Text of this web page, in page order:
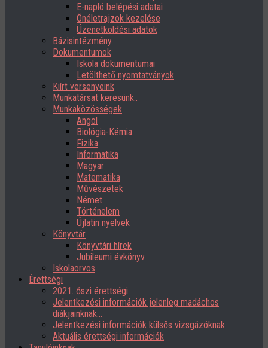
E-napló belépési adatai
Önéletrajzok kezelése
Üzenetköldési adatok
Bázisintézmény
Dokumentumok
Iskola dokumentumai
Letölthető nyomtatványok
Kiírt versenyeink
Munkatársat keresünk..
Munkaközösségek
Angol
Biológia-Kémia
Fizika
Informatika
Magyar
Matematika
Művészetek
Német
Történelem
Újlatin nyelvek
Könyvtár
Könyvtári hírek
Jubileumi évkönyv
Iskolaorvos
Érettségi
2021. őszi érettségi
Jelentkezési információk jelenleg madáchos
diákjainknak…
Jelentkezési információk külsős vizsgázóknak
Aktuális érettségi információk